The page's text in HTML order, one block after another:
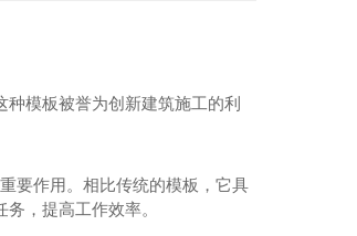
模板被誉为创新建筑施工的利
要作用。相比传统的模板，它具
，提高工作效率。